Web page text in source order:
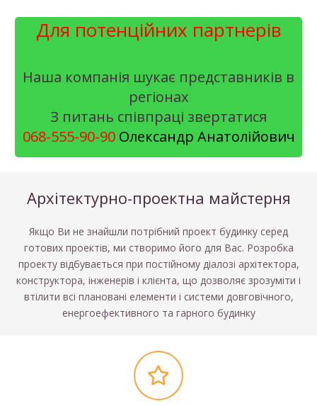
Для потенційних партнерів
Наша компанія шукає представників в
регіонах
З питань співпраці звертатися
068-555-90-90Олександр Анатолійович
Архітектурно-проектна майстерня
Якщо Ви не знайшли потрібний проект будинку серед
готових проектів, ми створимо його для Вас. Розробка
проекту відбувається при постійному діалозі архітектора,
конструктора, інженерів і клієнта, що дозволяє зрозуміти і
втілити всі плановані елементи і системи довговічного,
енергоефективного та гарного будинку